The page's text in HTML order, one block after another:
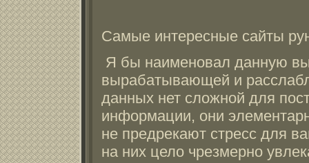
Самые интересные сайты
Я бы наименовал данную
вырабатывающей и
данных нет сложной для
информации, они
не предрекают стресс для
на них цело чрезмерно